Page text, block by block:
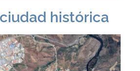
histórica